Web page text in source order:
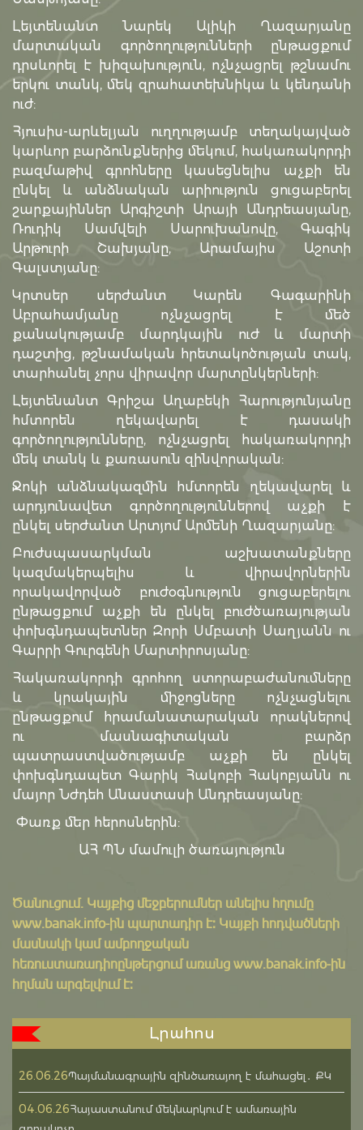
Լեյտենանտ Նարեկ Ալիկի Ղազարյանը
մարտական գործողությունների ընթացքում
դրսևորել է խիզախություն, ոչնչացրել թշնամու
երկու տանկ, մեկ զրահատեխնիկա և կենդանի
ուժ:
Հյուսիս-արևելյան ուղղությամբ տեղակայված
կարևոր բարձունքներից մեկում, հակառակորդի
բազմաթիվ գրոհները կասեցնելիս աչքի են
ընկել և անձնական արիություն ցուցաբերել
շարքայիններ Արգիշտի Արայի Անդրեասյանը,
Ռուդիկ Սամվելի Սարուխանովը, Գագիկ
Արթուրի Շախյանը, Արամայիս Աշոտի
Գալստյանը:
Կրտսեր սերժանտ Կարեն Գագարինի
Աբրահամյանը ոչնչացրել է մեծ
քանակությամբ մարդկային ուժ և մարտի
դաշտից, թշնամական հրետակոծության տակ,
տարհանել չորս վիրավոր մարտընկերների:
Լեյտենանտ Գրիշա Աղաբեկի Հարությունյանը
հմտորեն ղեկավարել է դասակի
գործողությունները, ոչնչացրել հակառակորդի
մեկ տանկ և քառասուն զինվորական:
Ջոկի անձնակազմին հմտորեն ղեկավարել և
արդյունավետ գործողություններով աչքի է
ընկել սերժանտ Արտյոմ Արմենի Ղազարյանը:
Բուժսպասարկման աշխատանքները
կազմակերպելիս և վիրավորներին
որակավորված բուժօգնություն ցուցաբերելու
ընթացքում աչքի են ընկել բուժծառայության
փոխգնդապետներ Զորի Սմբատի Սաղյանն ու
Գարրի Գուրգենի Մարտիրոսյանը:
Հակառակորդի գրոհող ստորաբաժանումները
և կրակային միջոցները ոչնչացնելու
ընթացքում հրամանատարական որակներով
ու մասնագիտական բարձր
պատրաստվածությամբ աչքի են ընկել
փոխգնդապետ Գարիկ Հակոբի Հակոբյանն ու
մայոր Նժդեհ Անաստասի Անդրեասյանը:
Փառք մեր հերոսներին:
ԱՀ ՊՆ մամուլի ծառայություն
Ծանուցում․ Կայքից մեջբերումներ անելիս հղումը
www.banak.info-ին պարտադիր է: Կայքի հոդվածների
մասնակի կամ ամբողջական
հեռուստառադիոընթերցում առանց www.banak.info-ին
հղման արգելվում է:
Լրահոս
26.06.26Պայմանագրային զինծառայող է մահացել․ ՔԿ
04.06.26Հայաստանում մեկնարկում է ամառային